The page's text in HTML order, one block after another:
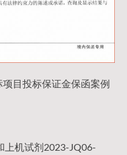
目投标保证金保函案例
上机试剂2023-JQ06-